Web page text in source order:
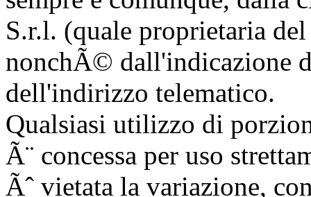
S.r.l. (quale proprietaria
nonchÃ© dall'indicazione
dell'indirizzo telematico.
Qualsiasi utilizzo di
Ã¨ concessa per uso
Ãˆ vietata la variazione,